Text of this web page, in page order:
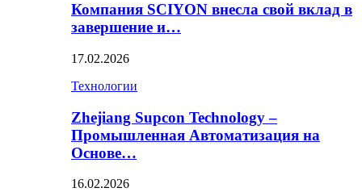
Компания SCIYON внесла свой вклад в
завершение и…
17.02.2026
Технологии
Zhejiang Supcon Technology –
Промышленная Автоматизация на
Основе…
16.02.2026